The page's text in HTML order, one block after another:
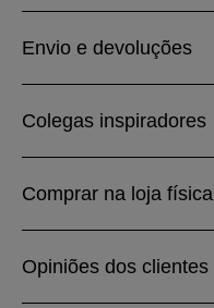
Envio e devoluções
Colegas inspiradores
Comprar na loja física
Opiniões dos clientes